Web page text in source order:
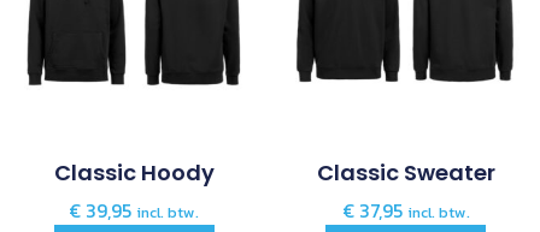
Classic Hoody
€ 39,95 incl. btw.
Classic Sweater
€37,95 incl. btw.